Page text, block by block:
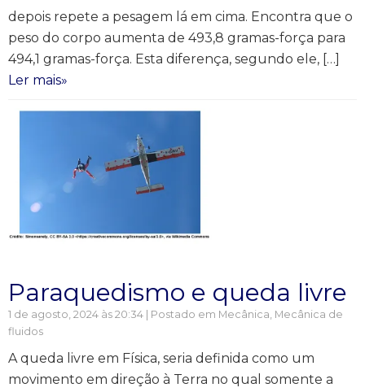
depois repete a pesagem lá em cima. Encontra que o
peso do corpo aumenta de 493,8 gramas-força para
494,1 gramas-força. Esta diferença, segundo ele, […]
Ler mais»
Paraquedismo e queda livre
1 de agosto, 2024 às 20:34 | Postado em Mecânica, Mecânica de
fluidos
A queda livre em Física, seria definida como um
movimento em direção à Terra no qual somente a